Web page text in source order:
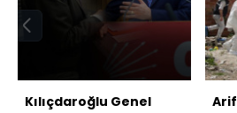
Kılıçdaroğlu Genel